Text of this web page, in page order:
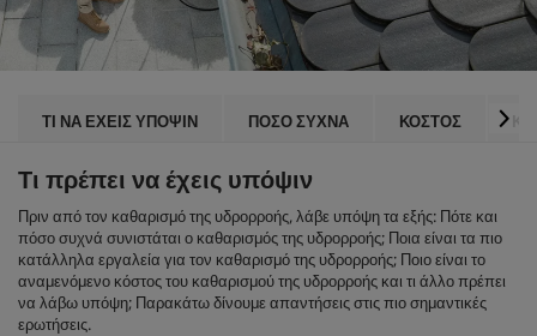
ΤΙ ΝΑ ΕΧΕΙΣ ΥΠΟΨΙΝ ΠΟΣΟ ΣΥΧΝΑ ΚΟΣΤΟΣ
Τι πρέπει να έχεις υπόψιν
Πριν από τον καθαρισμό της υδρορροής, λάβε υπόψη τα εξής: Πότε και
πόσο συχνά συνιστάται ο καθαρισμός της υδρορροής; Ποια είναι τα πιο
κατάλληλα εργαλεία για τον καθαρισμό της υδρορροής; Ποιο είναι το
αναμενόμενο κόστος του καθαρισμού της υδρορροής και τι άλλο πρέπει
να λάβω υπόψη; Παρακάτω δίνουμε απαντήσεις στις πιο σημαντικές
ερωτήσεις.